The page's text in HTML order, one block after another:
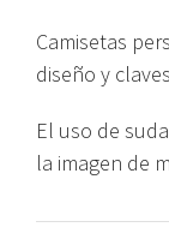
Camisetas
diseño y
El uso de
la imagen de